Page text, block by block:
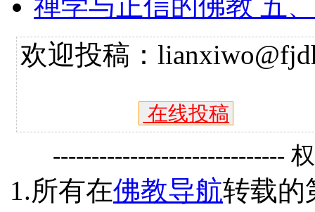
欢迎投稿：
在线投稿
------------------------------
1.所有在佛教导航转载的